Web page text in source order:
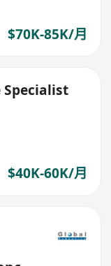
$70K-85K/月
Specialist
$40K-60K/月